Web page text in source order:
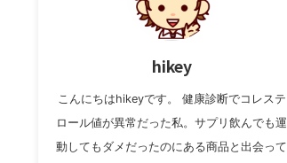
hikey
こんにちはhikeyです。 健康診断でコレステ
ロール値が異常だった私。サプリ飲んでも運
動してもダメだったのにある商品と出会って